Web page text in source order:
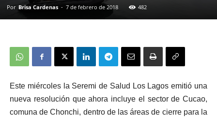
Por Brisa Cardenas - 7 de febrero de 2018 482
Este miércoles la Seremi de Salud Los Lagos emitió una
nueva resolución que ahora incluye el sector de Cucao,
comuna de Chonchi, dentro de las áreas de cierre para la